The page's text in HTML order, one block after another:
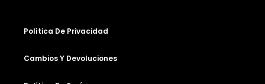
Política De Privacidad
Cambios Y Devoluciones